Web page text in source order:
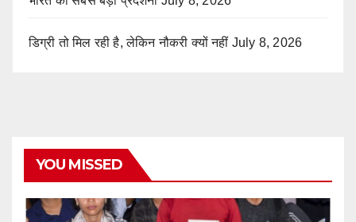
डिग्री तो मिल रही है, लेकिन नौकरी क्यों नहीं July 8, 2026
YOU MISSED